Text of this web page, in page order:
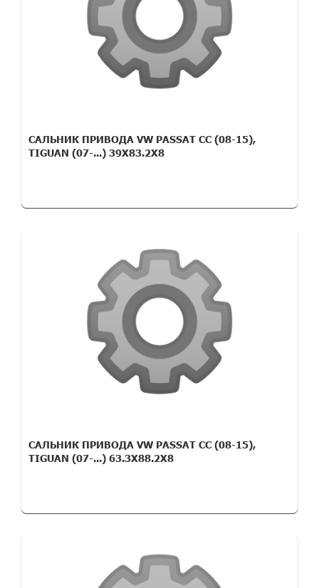
САЛЬНИК ПРИВОДА VW PASSAT CC (08-15),
TIGUAN (07-...) 39X83.2X8
САЛЬНИК ПРИВОДА VW PASSAT CC (08-15),
TIGUAN (07-...) 63.3X88.2X8